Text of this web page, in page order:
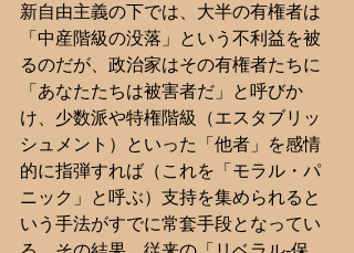
新自由主義の下では、大半の有権者は
「中産階級の没落」という不利益を被
るのだが、政治家はその有権者たちに
「あなたたちは被害者だ」と呼びか
け、少数派や特権階級（エスタブリッ
シュメント）といった「他者」を感情
的に指弾すれば（これを「モラル・パ
ニック」と呼ぶ）支持を集められると
いう手法がすでに常套手段となってい